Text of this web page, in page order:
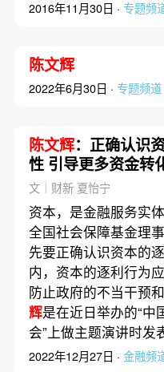
2016年11月30日 · 专题频
陈文辉
2022年6月30日 · 专题频道
陈文辉：正确认识
性 引导更多资金转
资本
文｜财新 夏怡宁
资本，是金融服务实
全国社会保障基金理
先要正确认识资本的
内，资本的逐利行为
防止政府的不当干预
辉是在近日举办的“中
会”上做主题演讲时
2022年12月27日 · 金融频